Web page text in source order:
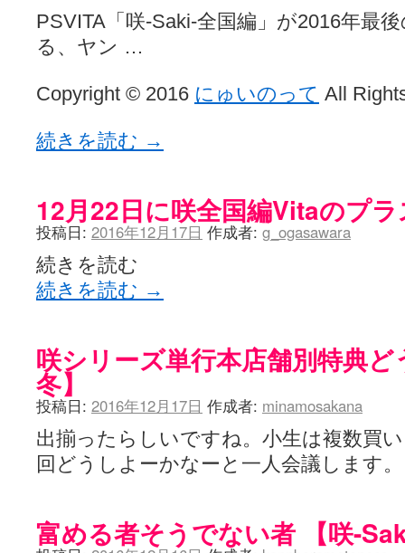
考える凡人 / [咲-Saki-]姉帯豊音の能力考察―暦占という仮説― (04:47)
まいるーむ / よく分かる、有珠山高校！（キャラについてひたすら語
プンスコ！ 野依日和！ - 咲-Saki- / 小蒔「渚のあわあわダブリィレイ
幸咲良し / コメ返しその他
(08:27)
読んだらそのままトイレで流して / 【今週の末原ちゃん】咲-Saki-
ハッちゃんの四喜和 - 咲-Saki- / 咲-Saki-全国編 第13話 最終回かぁ
音楽と、人生と、 咲-saki-と。 - 咲-Saki- / こっそり休止、こっそり
ぐりーん哩 - 咲-Saki- / ネリー「ネリーはお金が要るの」 (15:00)
電波天文学 - 咲-Saki- / BOOTH
Powered by livedoor 相互RSS
PSVITA「咲-Saki-全国編」が2016年最
る、ヤン …
Copyright © 2016 にゅいのって All
続きを読む →
12月22日に咲全国編Vitaのプ
投稿日: 2016年12月17日 作成者: g_ogasawara
続きを読む
続きを読む →
咲シリーズ単行本店舗別特典
冬】
投稿日: 2016年12月17日 作成者: minamosakana
出揃ったらしいですね。小生は複数買
回どうしよーかなーと一人会議します
富める者そうでない者 【咲-